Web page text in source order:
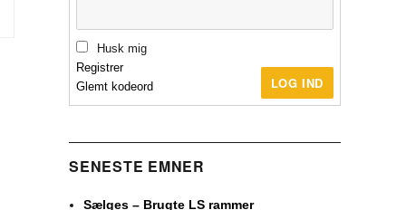
Husk mig
LOG IND
Registrer
Glemt kodeord
SENESTE EMNER
Sælges – Brugte LS rammer